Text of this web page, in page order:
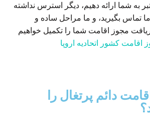
به شما ارائه دهیم، دیگر استرس نداشته
تماس بگیرید، و ما مراحل ساده و
مجوز اقامت شما را تکمیل خواهیم
اقامت کشور اتحادیه اروپا
دائم پرتغال را